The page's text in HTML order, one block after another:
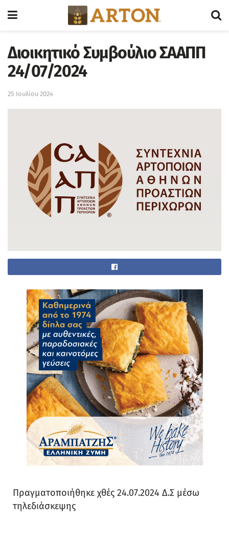
Διοικητικό Συμβούλιο ΣΑΑΠΠ
24/07/2024
25 Ιουλίου 2024
Πραγματοποιήθηκε χθές 24.07.2024 Δ.Σ μέσω
τηλεδιάσκεψης